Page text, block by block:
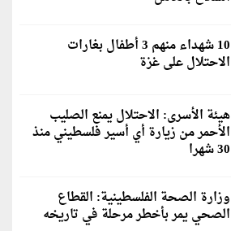
10 شهداء منهم 3 أطفال بغارات
الاحتلال على غزة
هيئة الأسرى: الاحتلال يمنع الصليب
الأحمر من زيارة أي أسير فلسطيني منذ
30 شهرا
وزارة الصحة الفلسطينية: القطاع
الصحي يمر بأخطر مرحلة في تاريخه